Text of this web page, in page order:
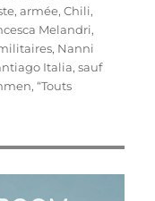
,armée,Chili,
Melandri,
, Nanni
Italia,sauf
,“Touts